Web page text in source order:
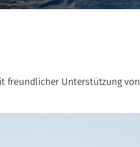
freundlicher Unterstützung von